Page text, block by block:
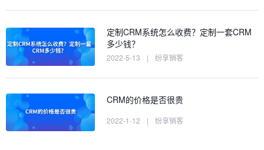
定制CRM系统怎么收费？定制一套CRM
多少钱？
2022-5-13 | 纷享销客
CRM的价格是否很贵
2022-1-12 | 纷享销客